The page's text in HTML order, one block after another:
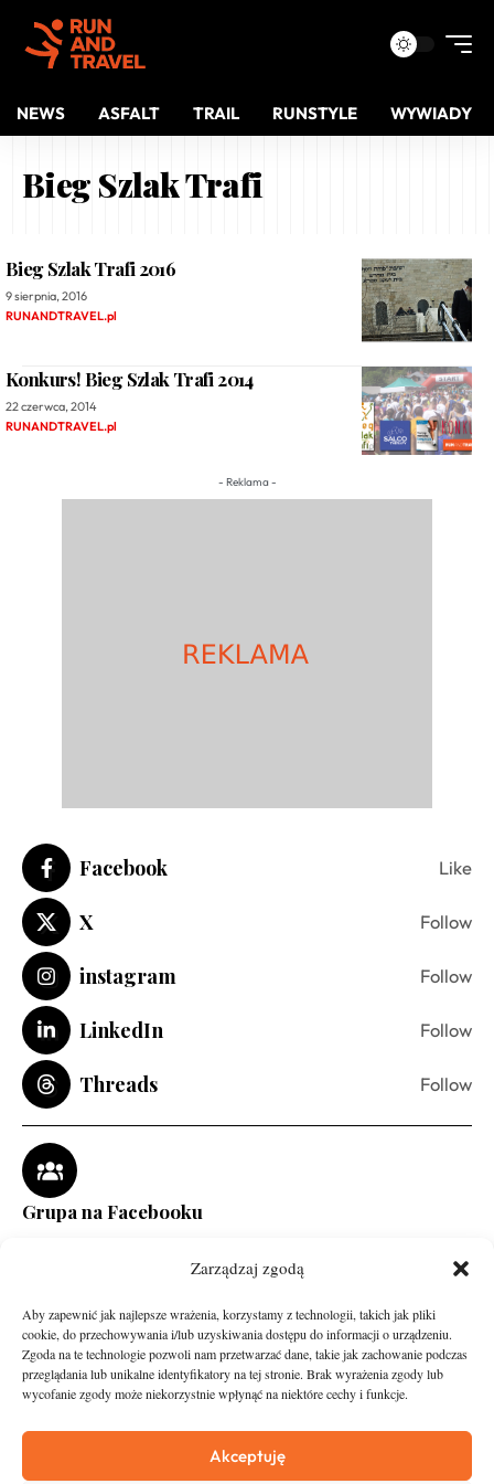
Zarządzaj zgodą
Aby zapewnić jak najlepsze wrażenia, korzystamy z technologii, takich jak pliki
cookie, do przechowywania i/lub uzyskiwania dostępu do informacji o urządzeniu.
Zgoda na te technologie pozwoli nam przetwarzać dane, takie jak zachowanie podczas
przeglądania lub unikalne identyfikatory na tej stronie. Brak wyrażenia zgody lub
wycofanie zgody może niekorzystnie wpłynąć na niektóre cechy i funkcje.
Akceptuję
NEWS ASFALT TRAIL RUNSTYLE WYWIADY
Bieg Szlak Trafi
Bieg Szlak Trafi 2016
9 sierpnia, 2016
RUNANDTRAVEL.pl
Konkurs! Bieg Szlak Trafi 2014
22 czerwca, 2014
RUNANDTRAVEL.pl
- Reklama -
Facebook Like
X Follow
instagram Follow
LinkedIn Follow
Threads Follow
Grupa na Facebooku
Asfalt
O nas
Zostań Patronem